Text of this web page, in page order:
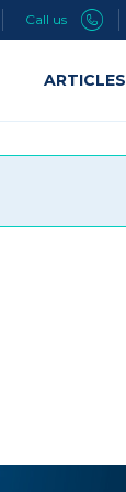
Call us
ARTICLES